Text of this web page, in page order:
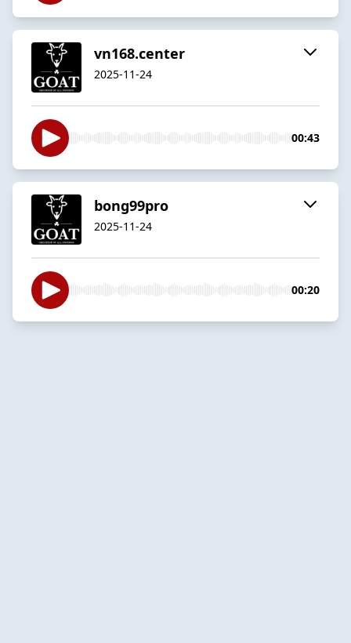
vn168.center
2025-11-24
00:43
bong99pro
2025-11-24
00:20